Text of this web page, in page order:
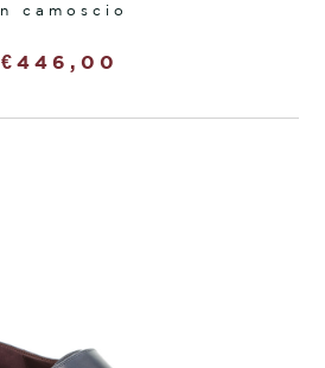
in camoscio
€ 446,00